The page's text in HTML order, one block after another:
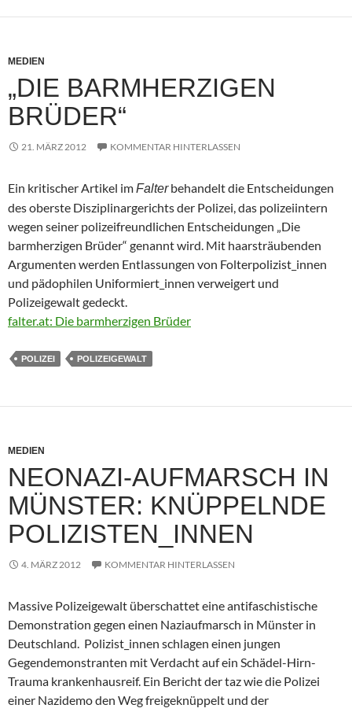
MEDIEN
„DIE BARMHERZIGEN
BRÜDER“
21. MÄRZ 2012 KOMMENTAR HINTERLASSEN
Ein kritischer Artikel imFalterbehandelt die Entscheidungen
des oberste Disziplinargerichts der Polizei, das polizeiintern
wegen seiner polizeifreundlichen Entscheidungen „Die
barmherzigen Brüder“ genannt wird. Mit haarsträubenden
Argumenten werden Entlassungen von Folterpolizist_innen
und pädophilen Uniformiert_innen verweigert und
Polizeigewalt gedeckt.
falter.at: Die barmherzigen Brüder
POLIZEI POLIZEIGEWALT
MEDIEN
NEONAZI-AUFMARSCH IN
MÜNSTER: KNÜPPELNDE
POLIZISTEN_INNEN
4. MÄRZ 2012 KOMMENTAR HINTERLASSEN
Massive Polizeigewalt überschattet eine antifaschistische
Demonstration gegen einen Naziaufmarsch in Münster in
Deutschland. Polizist_innen schlagen einen jungen
Gegendemonstranten mit Verdacht auf ein Schädel-Hirn-
Trauma krankenhausreif. Ein Bericht der taz wie die Polizei
einer Nazidemo den Weg freigeknüppelt und der